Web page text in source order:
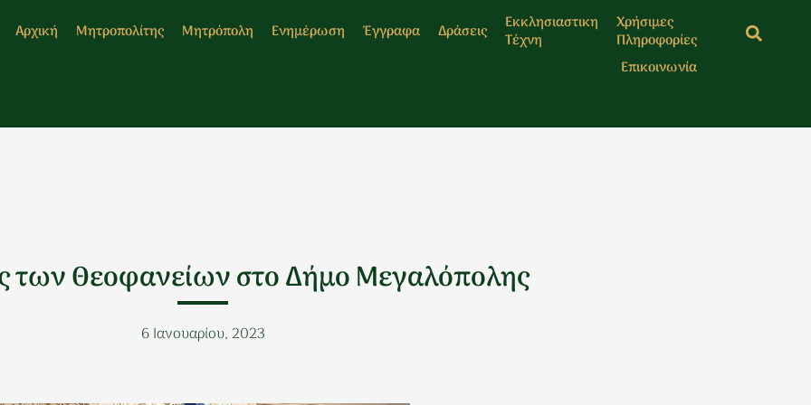
Αρχική Μητροπολίτης Μητρόπολη Ενημέρωση Έγγραφα Δράσεις
Εκκλησιαστικη
Τέχνη
Χρήσιμες
Πληροφορίες
Επικοινωνία
των Θεοφανείων στο Δήμο Μεγαλόπολης
6 Ιανουαρίου, 2023